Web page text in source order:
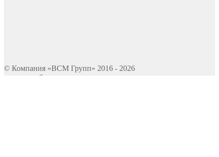
© Компания «ВСМ Групп» 2016 - 2026
станки и оборудование